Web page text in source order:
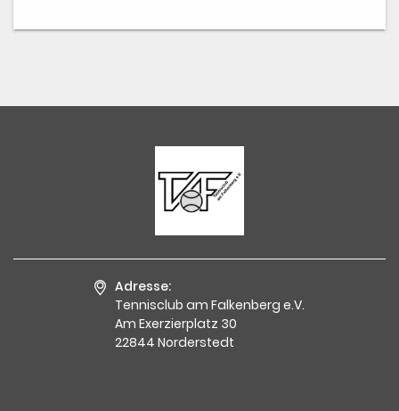
Adresse:
Tennisclub am Falkenberg e.V.
Am Exerzierplatz 30
22844 Norderstedt